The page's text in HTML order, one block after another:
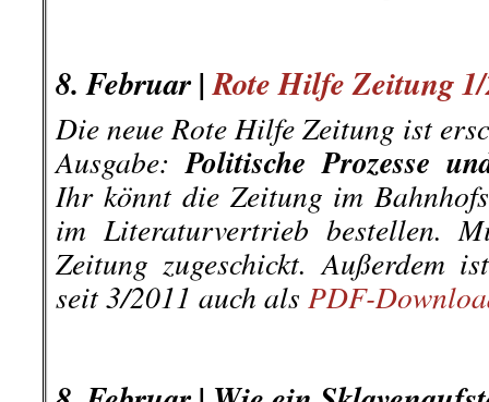
8. Februar |Rote Hilfe Zeitung
Die neue Rote Hilfe Zeitung ist
Ausgabe: Politische Prozesse
Ihr könnt die Zeitung im
im Literaturvertrieb bestellen.
Zeitung zugeschickt. Außerdem
seit 3/2011 auch als PDF-